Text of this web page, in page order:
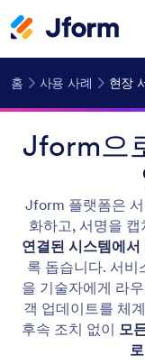
홈 사용 사례 현장
Jform으
Jform 플랫폼은
화하고, 서명을
연결된 시스템에서
록 돕습니다. 서비
을 기술자에게 라
객 업데이트를 체
후속 조치 없이 모
로